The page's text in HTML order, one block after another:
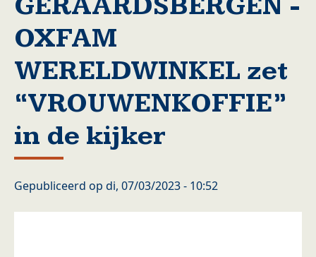
OXFAM
WERELDWINKEL zet
“VROUWENKOFFIE”
in de kijker
Gepubliceerd op di, 07/03/2023 - 10:52